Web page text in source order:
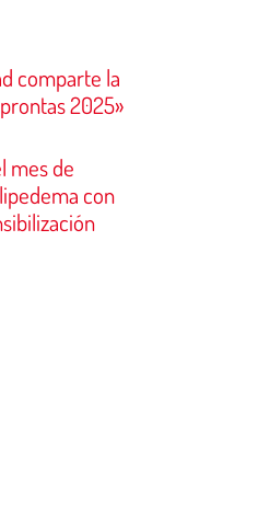
comparte la
2025»
mes de
con